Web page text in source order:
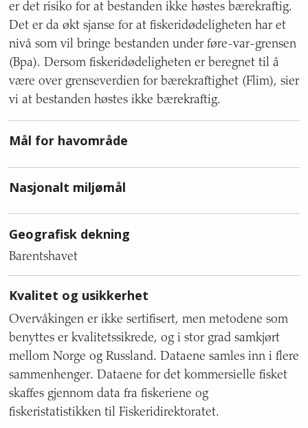
er det risiko for at bestanden ikke høstes bærekraftig.
Det er da økt sjanse for at fiskeridødeligheten har et
nivå som vil bringe bestanden under føre-var-grensen
(Bpa). Dersom fiskeridødeligheten er beregnet til å
være over grenseverdien for bærekraftighet (Flim), sier
vi at bestanden høstes ikke bærekraftig.
Mål for havområde
Nasjonalt miljømål
Geografisk dekning
Barentshavet
Kvalitet og usikkerhet
Overvåkingen er ikke sertifisert, men metodene som
benyttes er kvalitetssikrede, og i stor grad samkjørt
mellom Norge og Russland. Dataene samles inn i flere
sammenhenger. Dataene for det kommersielle fisket
skaffes gjennom data fra fiskeriene og
fiskeristatistikken til Fiskeridirektoratet.